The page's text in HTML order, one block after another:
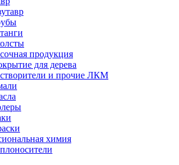
продукция
для дерева
и прочие ЛКМ
химия